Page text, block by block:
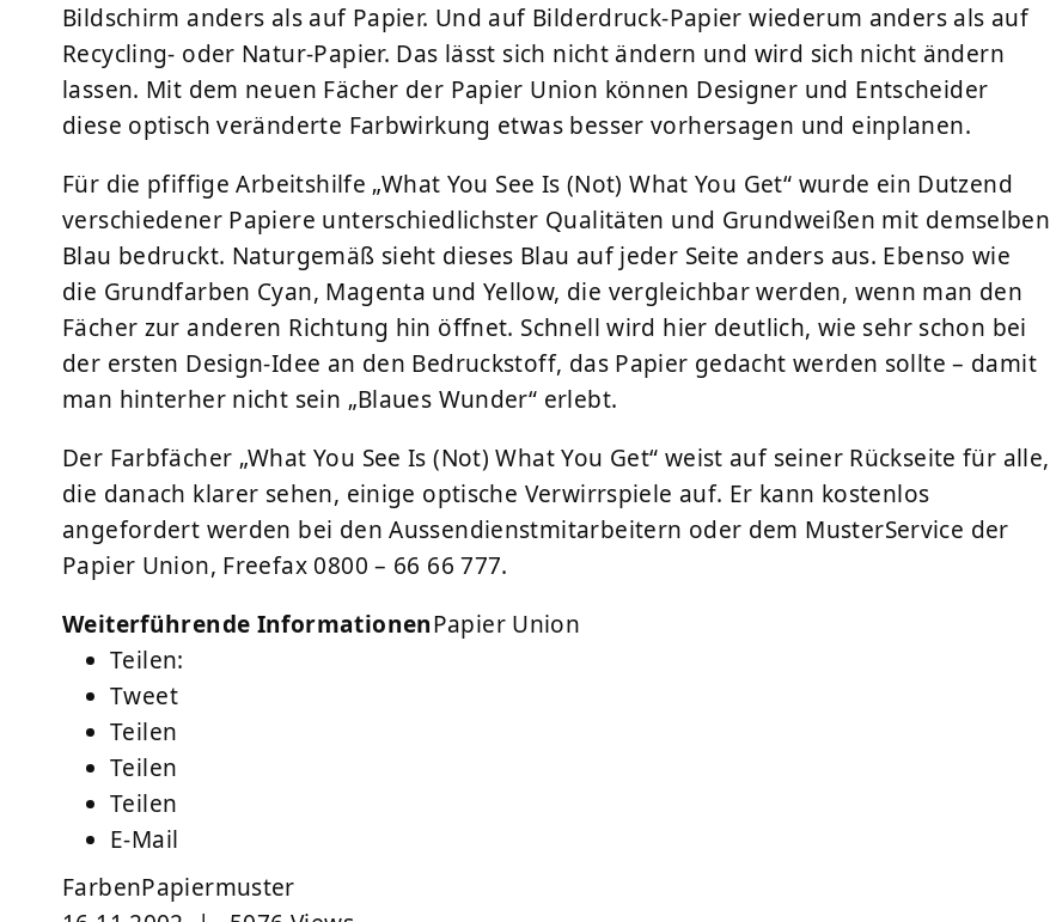
Bildschirm anders als auf Papier. Und auf Bilderdruck-Papier wiederum anders als auf
Recycling- oder Natur-Papier. Das lässt sich nicht ändern und wird sich nicht ändern
lassen. Mit dem neuen Fächer der Papier Union können Designer und Entscheider
diese optisch veränderte Farbwirkung etwas besser vorhersagen und einplanen.
Für die pfiffige Arbeitshilfe „What You See Is (Not) What You Get“ wurde ein Dutzend
verschiedener Papiere unterschiedlichster Qualitäten und Grundweißen mit demselben
Blau bedruckt. Naturgemäß sieht dieses Blau auf jeder Seite anders aus. Ebenso wie
die Grundfarben Cyan, Magenta und Yellow, die vergleichbar werden, wenn man den
Fächer zur anderen Richtung hin öffnet. Schnell wird hier deutlich, wie sehr schon bei
der ersten Design-Idee an den Bedruckstoff, das Papier gedacht werden sollte – damit
man hinterher nicht sein „Blaues Wunder“ erlebt.
Der Farbfächer „What You See Is (Not) What You Get“ weist auf seiner Rückseite für alle,
die danach klarer sehen, einige optische Verwirrspiele auf. Er kann kostenlos
angefordert werden bei den Aussendienstmitarbeitern oder dem MusterService der
Papier Union, Freefax 0800 – 66 66 777.
Weiterführende InformationenPapier Union
Teilen:
Tweet
Teilen
Teilen
Teilen
E-Mail
FarbenPapiermuster